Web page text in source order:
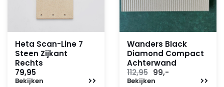
Heta Scan-Line 7
Steen Zijkant
Rechts
79,95
Bekijken
Wanders Black
Diamond Compact
Achterwand
112,95 Oorspronkelijke
prijs
99,-
Bekijken